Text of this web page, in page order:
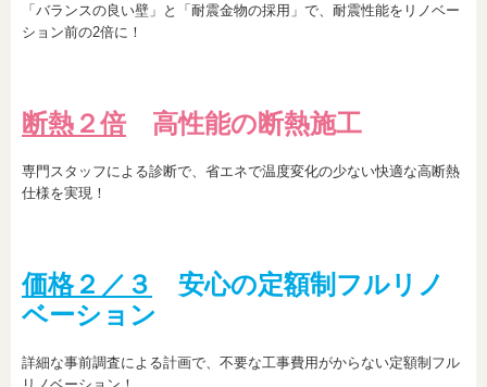
「バランスの良い壁」と「耐震金物の採用」で、耐震性能をリノベー
ション前の2倍に！
断熱２倍 高性能の断熱施工
専門スタッフによる診断で、省エネで温度変化の少ない快適な高断熱
仕様を実現！
価格２／３
安心の定額制フルリノ
ベーション
詳細な事前調査による計画で、不要な工事費用がからない定額制フル